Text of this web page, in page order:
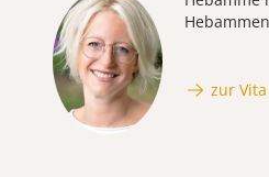
zur Vita